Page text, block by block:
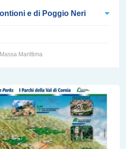
e di Poggio Neri
Massa Marittima